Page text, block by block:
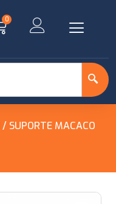
0
/ SUPORTE MACACO